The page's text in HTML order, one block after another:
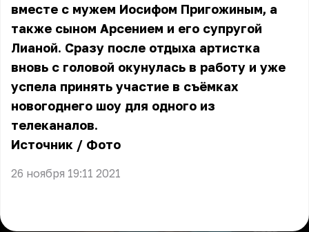
вместе с мужем Иосифом Пригожиным, а
также сыном Арсением и его супругой
Лианой. Сразу после отдыха артистка
вновь с головой окунулась в работу и уже
успела принять участие в съёмках
новогоднего шоу для одного из
телеканалов.
Источник / Фото
26 ноября 19:11 2021